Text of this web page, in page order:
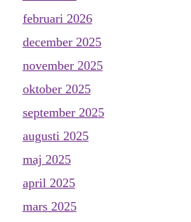
februari 2026
december 2025
november 2025
oktober 2025
september 2025
augusti 2025
maj 2025
april 2025
mars 2025